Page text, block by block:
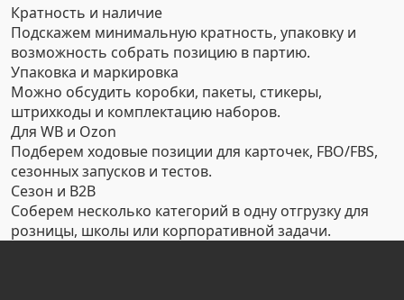
Кратность и наличие
Подскажем минимальную кратность, упаковку и
возможность собрать позицию в партию.
Упаковка и маркировка
Можно обсудить коробки, пакеты, стикеры,
штрихкоды и комплектацию наборов.
Для WB и Ozon
Подберем ходовые позиции для карточек, FBO/FBS,
сезонных запусков и тестов.
Сезон и B2B
Соберем несколько категорий в одну отгрузку для
розницы, школы или корпоративной задачи.